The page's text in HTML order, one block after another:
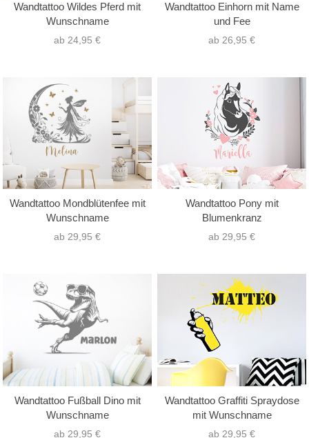
Wandtattoo Wildes Pferd mit
Wunschname
ab 24,95 €
Wandtattoo Einhorn mit Name
und Fee
ab 26,95 €
Wandtattoo Mondblütenfee mit
Wunschname
ab 29,95 €
Wandtattoo Pony mit
Blumenkranz
ab 29,95 €
Wandtattoo Fußball Dino mit
Wunschname
ab 29,95 €
Wandtattoo Graffiti Spraydose
mit Wunschname
ab 29,95 €